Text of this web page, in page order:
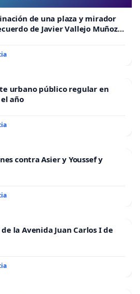
de una plaza y mirador
de Javier Vallejo Muñoz
urbano público regular en
año
contra Asier y Youssef y
la Avenida Juan Carlos I de